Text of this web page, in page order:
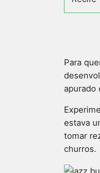
Para
apurado
estava
tomar
churros.